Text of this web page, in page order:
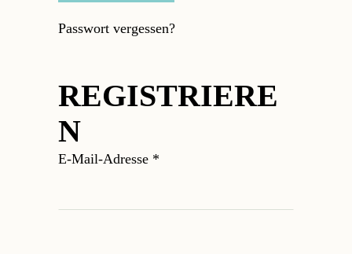
Passwort vergessen?
REGISTRIERE
N
E-Mail-Adresse *